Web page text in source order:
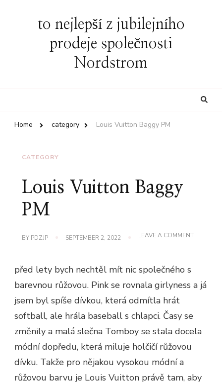
to nejlepší z jubilejního
prodeje společnosti
Nordstrom
Home category Louis Vuitton Baggy PM
CATEGORY
Louis Vuitton Baggy
PM
BY PDZJP SEPTEMBER 2, 2022 LEAVE A COMMENTON
před lety bych nechtěl mít nic společného s
barevnou růžovou. Pink se rovnala girlyness a já
jsem byl spíše dívkou, která odmítla hrát
softball, ale hrála baseball s chlapci. Časy se
změnily a malá slečna Tomboy se stala docela
módní dopředu, která miluje holčičí růžovou
dívku. Takže pro nějakou vysokou módní a
růžovou barvu je Louis Vuitton právě tam, aby